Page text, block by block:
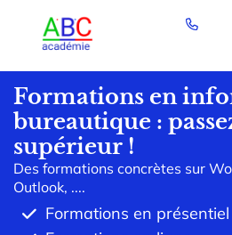
Formations en
bureautique :
supérieur !
Des formations concrètes sur
Outlook, ....
Formations en présentiel